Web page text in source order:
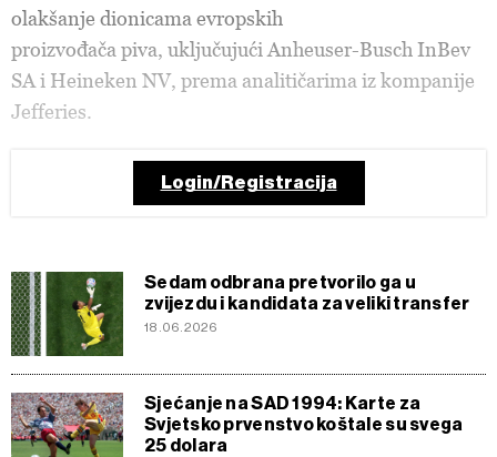
olakšanje dionicama evropskih
proizvođača piva, uključujući Anheuser-Busch InBev
SA i Heineken NV, prema analitičarima iz kompanije
Jefferies.
Login/Registracija
Sedam odbrana pretvorilo ga u
zvijezdu i kandidata za veliki transfer
18.06.2026
Sjećanje na SAD 1994: Karte za
Svjetsko prvenstvo koštale su svega
25 dolara